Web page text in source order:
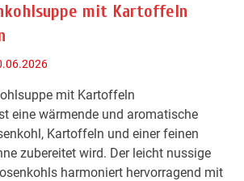
mit Kartoffeln
mit Kartoffeln
eine wärmende und aromatische
Kartoffeln und einer feinen
zubereitet wird. Der leicht nussige
harmoniert hervorragend mit